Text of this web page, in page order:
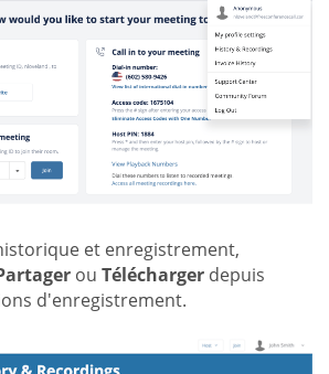
et enregistrement,
ou Télécharger depuis
d'enregistrement.